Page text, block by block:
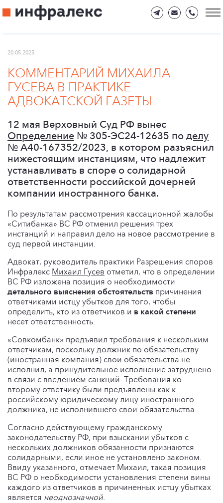
20.05.2025
КОММЕНТАРИЙ МИХАИЛА
ГУСЕВА В ПРАКТИКЕ
АДВОКАТСКОЙ ГАЗЕТЫ
12 мая Верховный Суд РФ вынес
Определение № 305-ЭС24-12635 по делу
№ А40-167352/2023, в котором разъяснил
нижестоящим инстанциям, что надлежит
устанавливать в споре о солидарной
ответственности российской дочерней
компании иностранного банка.
По результатам рассмотрения кассационной жалобы
«Ситибанка» ВС РФ отменил решения трех
инстанций и направил дело на новое рассмотрение в
суд первой инстанции.
Адвокат, руководитель практики Разрешения споров
Инфралекс Михаил Гусев отметил, что в определении
ВС РФ изложена позиция о необходимости
детального выяснения обстоятельств причинения
ответчиками истцу убытков для того, чтобы
определить, кто из ответчиков и в какой степени
несет ответственность.
«Совкомбанк» предъявил требования к нескольким
ответчикам, поскольку должник по обязательству
(иностранная компания) свои обязательства не
исполнил, а принудительное исполнение затруднено
в связи с введением санкций. Требования ко
второму ответчику были предъявлены как к
российскому юридическому лицу иностранного
должника, не исполнившего свои обязательства.
Согласно действующему гражданскому
законодательству РФ, при взыскании убытков с
нескольких должников обязанности признаются
солидарными, если иное не установлено законом.
Ввиду указанного, отмечает Михаил, такая позиция
ВС РФ о необходимости установления степени вины
каждого из ответчиков в причиненных истцу убытках
является неоднозначной.